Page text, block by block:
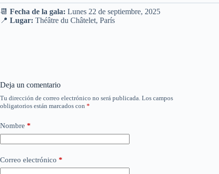
📆 Fecha de la gala: Lunes 22 de septiembre, 2025
📍 Lugar: Théâtre du Châtelet, París
Deja un comentario
Tu dirección de correo electrónico no será publicada. Los campos
obligatorios están marcados con *
Nombre *
Correo electrónico *